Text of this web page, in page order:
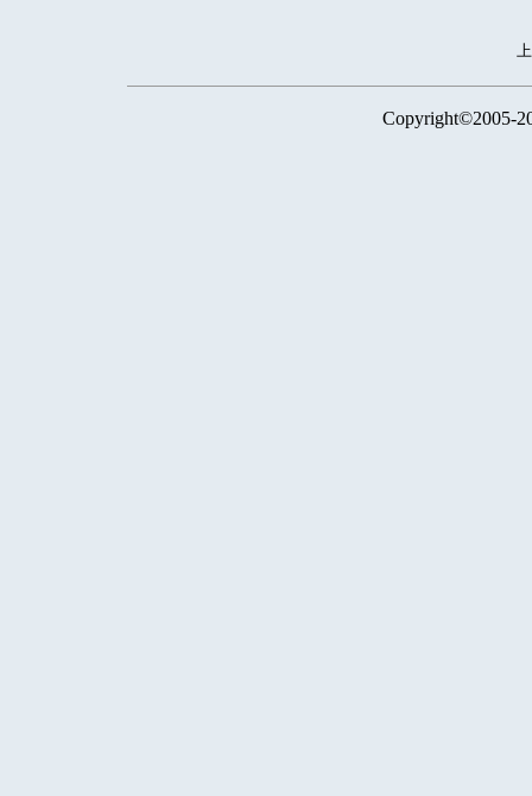
Copyright©2005-